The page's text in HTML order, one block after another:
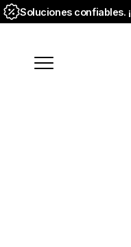
Soluciones confiables. ¡